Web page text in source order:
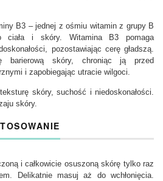
B3 – jednej z ośmiu witamin z grupy B
ciała i skóry. Witamina B3 pomaga
pozostawiając cerę gładszą.
barierową skóry, chroniąc ją przed
i zapobiegając utracie wilgoci.
skóry, suchość i niedoskonałości.
skóry.
i całkowicie osuszoną skórę tylko raz
Delikatnie masuj aż do wchłonięcia.